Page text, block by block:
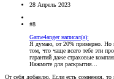
28 Апрель 2023
#8
Game4anger написал(а):
Я думаю, от 20% примерно. Но
том, что чаще всего тебе эти
гарантий даже страховые
Нажмите для раскрытия...
От себя добавлю. Если есть сомнения,